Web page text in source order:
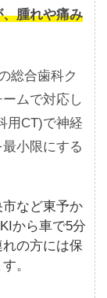
腫れや痛み
総合歯科ク
ムで対応し
用CT)で神経
小限にする
など東予か
から車で5分
の方には保
。